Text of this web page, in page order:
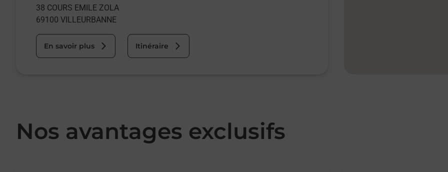
38 COURS EMILE ZOLA
69100 VILLEURBANNE
En savoir plus Itinéraire
Nos avantages exclusifs